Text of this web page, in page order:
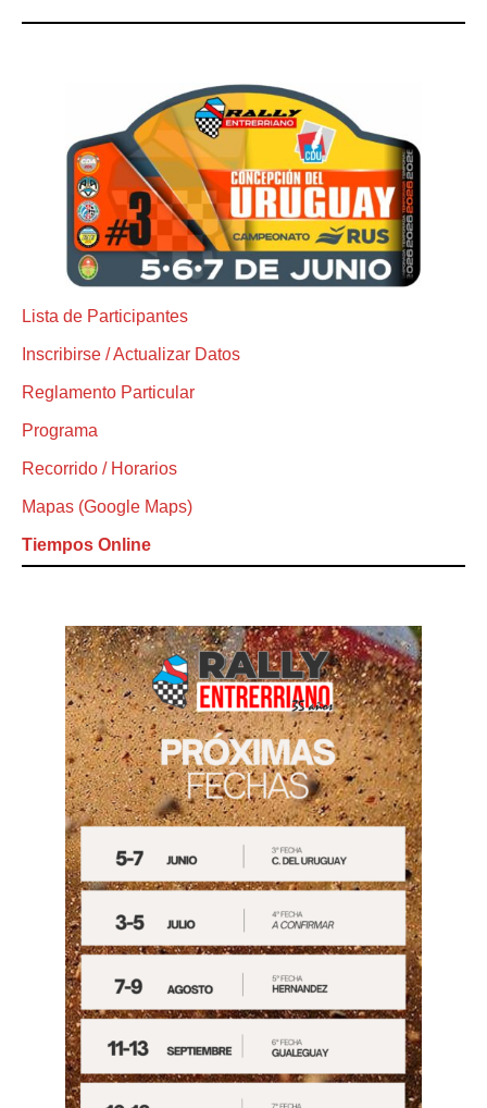
Lista de Participantes
Inscribirse / Actualizar Datos
Reglamento Particular
Programa
Recorrido / Horarios
Mapas (Google Maps)
Tiempos Online